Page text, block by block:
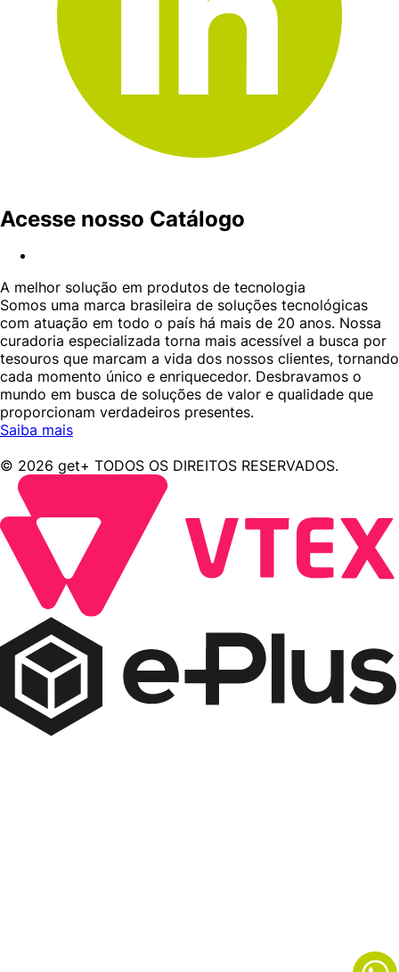
Acesse nosso Catálogo
A melhor solução em produtos de tecnologia
Somos uma marca brasileira de soluções tecnológicas
com atuação em todo o país há mais de 20 anos. Nossa
curadoria especializada torna mais acessível a busca por
tesouros que marcam a vida dos nossos clientes, tornando
cada momento único e enriquecedor. Desbravamos o
mundo em busca de soluções de valor e qualidade que
proporcionam verdadeiros presentes.
Saiba mais
© 2026 get+ TODOS OS DIREITOS RESERVADOS.